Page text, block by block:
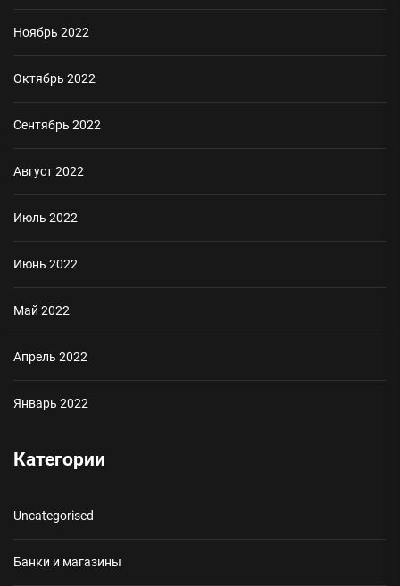
Ноябрь 2022
Октябрь 2022
Сентябрь 2022
Август 2022
Июль 2022
Июнь 2022
Май 2022
Апрель 2022
Январь 2022
Категории
Uncategorised
Банки и магазины